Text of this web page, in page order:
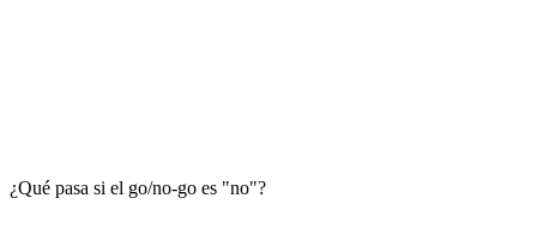
¿Qué pasa si el go/no-go es "no"?